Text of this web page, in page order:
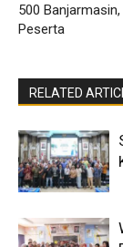
500
Peserta
RELATED